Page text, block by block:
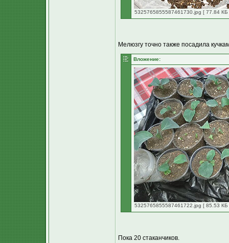
5325765855587461730.jpg [ 77.84
Мелюзгу точно также посадила
Вложение:
5325765855587461722.jpg [ 85.53
Пока 20 стаканчиков.